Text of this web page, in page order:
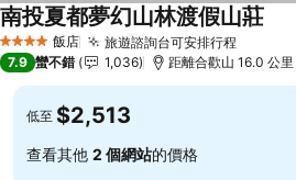
4 星級 飯店 旅遊諮詢台可安排行程查看價格
南投夏都夢幻山林渡假山莊
7.9 蠻不錯 1,036 距離合歡山 16.0 公里
低至 $2,513
查看其他 2 個網站的價格